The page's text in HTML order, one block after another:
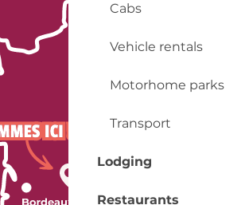
Cabs
Vehicle rentals
Motorhome parks
Transport
Lodging
Restaurants